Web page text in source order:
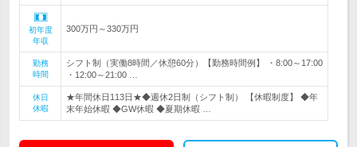
初年度
年収
300万円～330万円
勤務
時間
シフト制（実働8時間／休憩60分）【勤務時間例】 ・8:00～17:00
・12:00～21:00 …
休日
休暇
★年間休日113日★◆週休2日制（シフト制） 【休暇制度】 ◆年
末年始休暇 ◆GW休暇 ◆夏期休暇 …